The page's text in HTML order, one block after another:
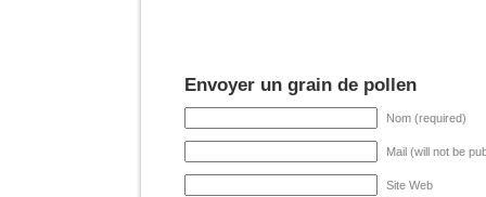
Envoyer un grain de pollen
Nom (required)
Mail (will not be
Site Web